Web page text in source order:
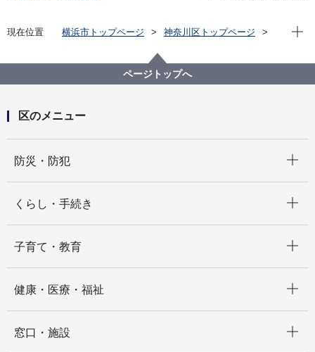
現在位置 横浜市トップページ
神奈川区トップページ
区長瓦版（令和６年度）
区の花チューリップ写生画展～神大寺に咲く華やかな
チューリップ～
現在
ページトップへ
区のメニュー
防災・防犯
くらし・手続き
子育て・教育
健康・医療・福祉
窓口・施設